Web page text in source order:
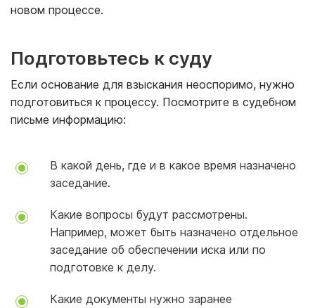
новом процессе.
Подготовьтесь к суду
Если основание для взыскания неоспоримо, нужно
подготовиться к процессу. Посмотрите в судебном
письме информацию:
В какой день, где и в какое время назначено
заседание.
Какие вопросы будут рассмотрены.
Например, может быть назначено отдельное
заседание об обеспечении иска или по
подготовке к делу.
Какие документы нужно заранее